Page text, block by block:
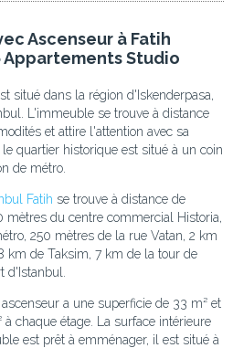
Ascenseur à Fatih
Appartements Studio
situé dans la région d'Iskenderpasa,
L'immeuble se trouve à distance
et attire l'attention avec sa
quartier historique est situé à un coin
de métro.
Fatih se trouve à distance de
mètres du centre commercial Historia,
250 mètres de la rue Vatan, 2 km
km de Taksim, 7 km de la tour de
a une superficie de 33 m² et
chaque étage. La surface intérieure
est prêt à emménager, il est situé à